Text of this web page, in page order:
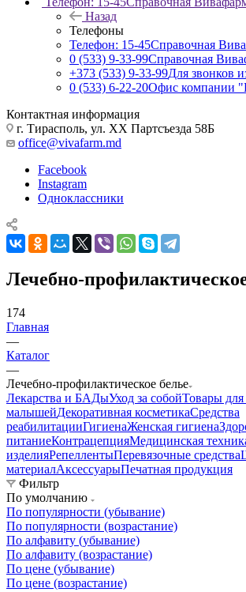
Назад
Телефоны
Телефон: 15-45Справочная
0 (533) 9-33-99Справочная
+373 (533) 9-33-99Для звонков
0 (533) 6-22-20Офис компании
Контактная информация
г. Тирасполь, ул. ХХ Партсъезда 58Б
office@vivafarm.md
Facebook
Instagram
Одноклассники
Лечебно-
174
Главная
—
Каталог
—
Лечебно-профилактическое белье
Лекарства и БАДыУход за собойТовары
малышейДекоративная косметикаСредства
реабилитацииГигиенаЖенская гигиена
питаниеКонтрацепцияМедицинская
изделияРепеллентыПеревязочные средства
материалАксессуарыПечатная продукция
Фильтр
По умолчанию
По популярности (убывание)
По популярности (возрастание)
По алфавиту (убывание)
По алфавиту (возрастание)
По цене (убывание)
По цене (возрастание)